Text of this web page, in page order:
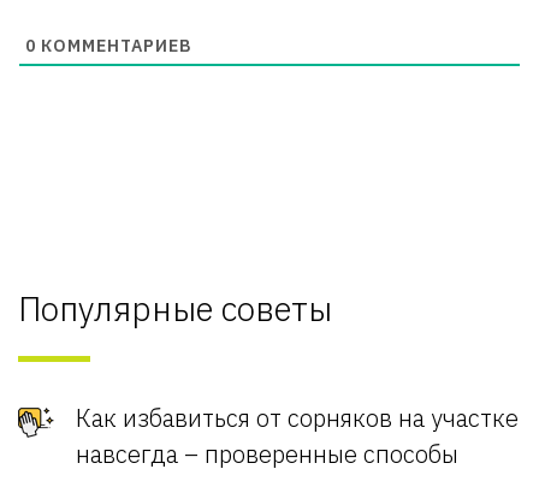
0 КОММЕНТАРИЕВ
Популярные советы
Как избавиться от сорняков на участке
навсегда – проверенные способы